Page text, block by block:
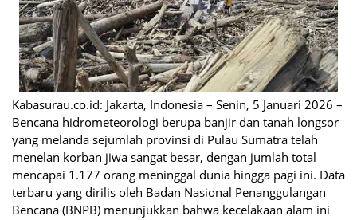
Kabasurau.co.id: Jakarta, Indonesia – Senin, 5 Januari 2026 –
Bencana hidrometeorologi berupa banjir dan tanah longsor
yang melanda sejumlah provinsi di Pulau Sumatra telah
menelan korban jiwa sangat besar, dengan jumlah total
mencapai 1.177 orang meninggal dunia hingga pagi ini. Data
terbaru yang dirilis oleh Badan Nasional Penanggulangan
Bencana (BNPB) menunjukkan bahwa kecelakaan alam ini